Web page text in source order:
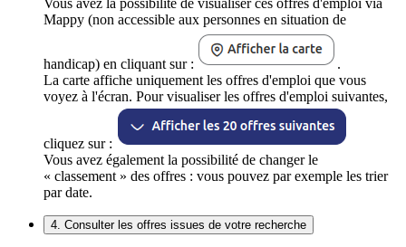
Mappy (non accessible aux personnes en situation de
handicap) en cliquant sur :
.
La carte affiche uniquement les offres d'emploi que vous
voyez à l'écran. Pour visualiser les offres d'emploi suivantes,
cliquez sur :
Vous avez également la possibilité de changer le
« classement » des offres : vous pouvez par exemple les trier
par date.
4. Consulter les offres issues de votre recherche